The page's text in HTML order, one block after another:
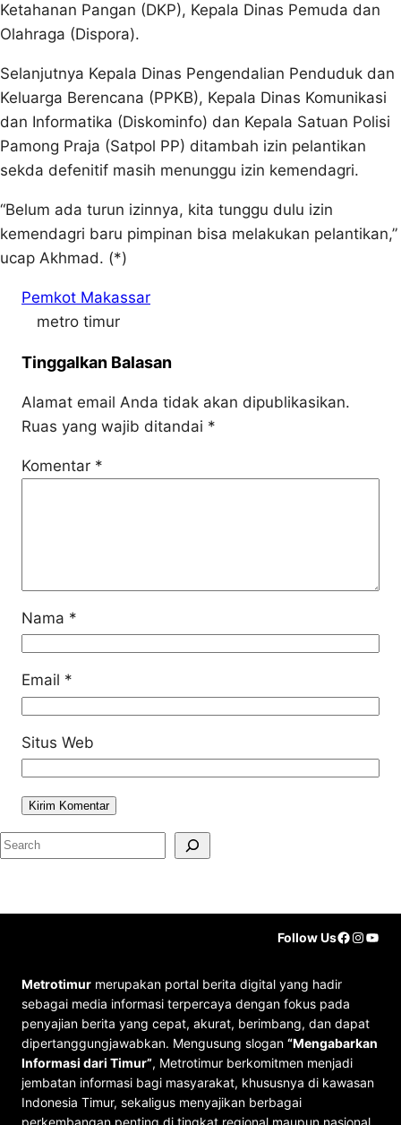
Ketahanan Pangan (DKP), Kepala Dinas Pemuda dan
Olahraga (Dispora).
Selanjutnya Kepala Dinas Pengendalian Penduduk dan
Keluarga Berencana (PPKB), Kepala Dinas Komunikasi
dan Informatika (Diskominfo) dan Kepala Satuan Polisi
Pamong Praja (Satpol PP) ditambah izin pelantikan
sekda defenitif masih menunggu izin kemendagri.
“Belum ada turun izinnya, kita tunggu dulu izin
kemendagri baru pimpinan bisa melakukan pelantikan,”
ucap Akhmad. (*)
Pemkot Makassar
metro timur
Tinggalkan Balasan
Alamat email Anda tidak akan dipublikasikan.
Ruas yang wajib ditandai *
Komentar *
Nama *
Email *
Situs Web
S
r
Follow Us
Metrotimur merupakan portal berita digital yang hadir
sebagai media informasi terpercaya dengan fokus pada
penyajian berita yang cepat, akurat, berimbang, dan dapat
dipertanggungjawabkan. Mengusung slogan “Mengabarkan
Informasi dari Timur”, Metrotimur berkomitmen menjadi
jembatan informasi bagi masyarakat, khususnya di kawasan
Indonesia Timur, sekaligus menyajikan berbagai
perkembangan penting di tingkat regional maupun nasional.